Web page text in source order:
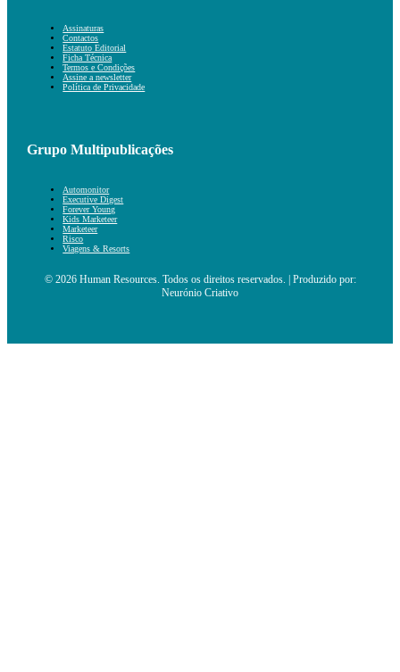
Assinaturas
Contactos
Estatuto Editorial
Ficha Técnica
Termos e Condições
Assine a newsletter
Política de Privacidade
Grupo Multipublicações
Automonitor
Executive Digest
Forever Young
Kids Marketeer
Marketeer
Risco
Viagens & Resorts
© 2026 Human Resources. Todos os direitos reservados. | Produzido por:
Neurónio Criativo